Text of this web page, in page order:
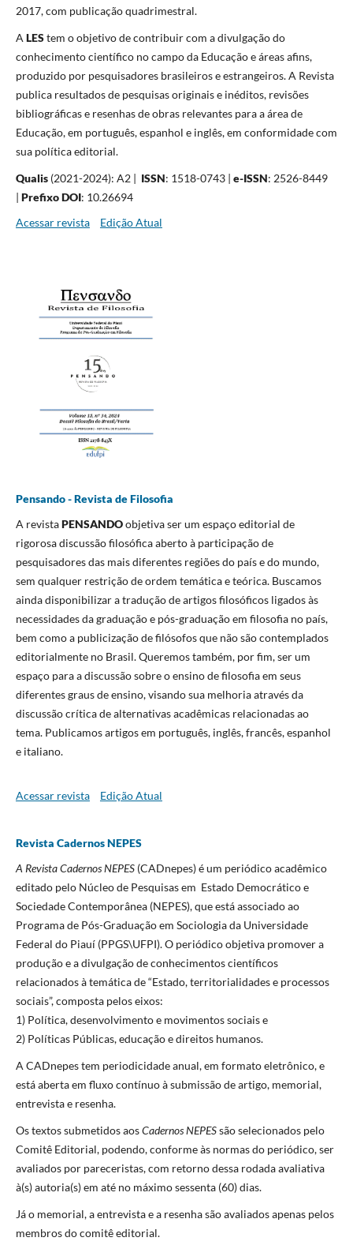
2017, com publicação quadrimestral.
A LEStem o objetivo de contribuir com a divulgação do
conhecimento científico no campo da Educação e áreas afins,
produzido por pesquisadores brasileiros e estrangeiros. A Revista
publica resultados de pesquisas originais e inéditos, revisões
bibliográficas e resenhas de obras relevantes para a área de
Educação, em português, espanhol e inglês, em conformidade com
sua política editorial.
Qualis(2021-2024): A2 | ISSN: 1518-0743 | e-ISSN: 2526-8449
| Prefixo DOI: 10.26694
Acessar revista
Edição Atual
Pensando - Revista de Filosofia
A revistaPENSANDOobjetiva ser um espaço editorial de
rigorosa discussão filosófica aberto à participação de
pesquisadores das mais diferentes regiões do país e do mundo,
sem qualquer restrição de ordem temática e teórica. Buscamos
ainda disponibilizar a tradução de artigos filosóficos ligados às
necessidades da graduação e pós-graduação em filosofia no país,
bem como a publicização de filósofos que não são contemplados
editorialmente no Brasil. Queremos também, por fim, ser um
espaço para a discussão sobre o ensino de filosofia em seus
diferentes graus de ensino, visando sua melhoria através da
discussão crítica de alternativas acadêmicas relacionadas ao
tema. Publicamos artigos em português, inglês, francês, espanhol
e italiano.
Acessar revista Edição Atual
Revista Cadernos NEPES
A Revista Cadernos NEPES (CADnepes) é um periódico acadêmico
editado pelo Núcleo de Pesquisas em Estado Democrático e
Sociedade Contemporânea (NEPES), que está associado ao
Programa de Pós-Graduação em Sociologia da Universidade
Federal do Piauí (PPGS\UFPI). O periódico objetiva promover a
produção e a divulgação de conhecimentos científicos
relacionados à temática de “Estado, territorialidades e processos
sociais”, composta pelos eixos:
1) Política, desenvolvimento e movimentos sociais e
2) Políticas Públicas, educação e direitos humanos.
A CADnepes tem periodicidade anual, em formato eletrônico, e
está aberta em fluxo contínuo à submissão de artigo, memorial,
entrevista e resenha.
Os textos submetidos aosCadernos NEPESsão selecionados pelo
Comitê Editorial, podendo, conforme às normas do periódico, ser
avaliados por pareceristas, com retorno dessa rodada avaliativa
à(s) autoria(s) em até no máximo sessenta (60) dias.
Já o memorial, a entrevista e a resenha são avaliados apenas pelos
membros do comitê editorial.